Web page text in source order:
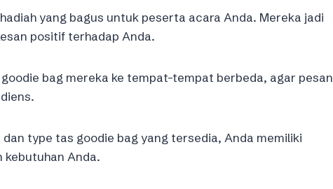
yang bagus untuk peserta acara Anda. Mereka jadi
positif terhadap Anda.
bag mereka ke tempat-tempat berbeda, agar pesan
type tas goodie bag yang tersedia, Anda memiliki
kebutuhan Anda.